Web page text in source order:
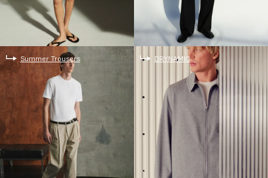
Summer Trousers DRYNAMIC